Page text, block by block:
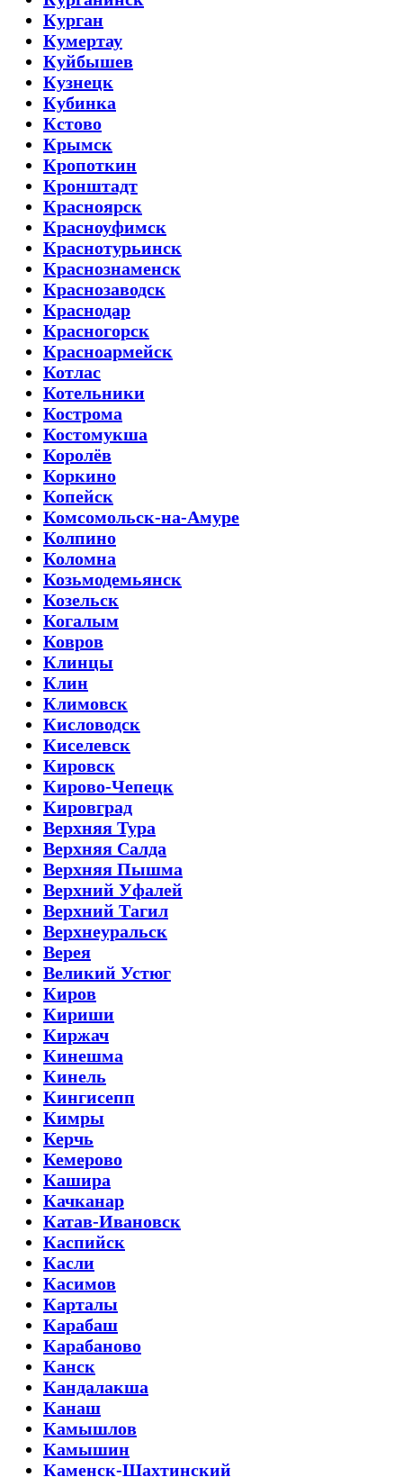
Курган
Кумертау
Куйбышев
Кузнецк
Кубинка
Кстово
Крымск
Кропоткин
Кронштадт
Красноярск
Красноуфимск
Краснотурьинск
Краснознаменск
Краснозаводск
Краснодар
Красногорск
Красноармейск
Котлас
Котельники
Кострома
Костомукша
Королёв
Коркино
Копейск
Комсомольск-на-Амуре
Колпино
Коломна
Козьмодемьянск
Козельск
Когалым
Ковров
Клинцы
Клин
Климовск
Кисловодск
Киселевск
Кировск
Кирово-Чепецк
Кировград
Верхняя Тура
Верхняя Салда
Верхняя Пышма
Верхний Уфалей
Верхний Тагил
Верхнеуральск
Верея
Великий Устюг
Киров
Кириши
Киржач
Кинешма
Кинель
Кингисепп
Кимры
Керчь
Кемерово
Кашира
Качканар
Катав-Ивановск
Каспийск
Касли
Касимов
Карталы
Карабаш
Карабаново
Канск
Кандалакша
Канаш
Камышлов
Камышин
Каменск-Шахтинский